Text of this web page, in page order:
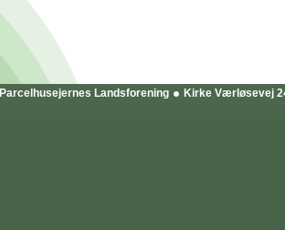
Parcelhusejernes Landsforening Kirke Værløsevej